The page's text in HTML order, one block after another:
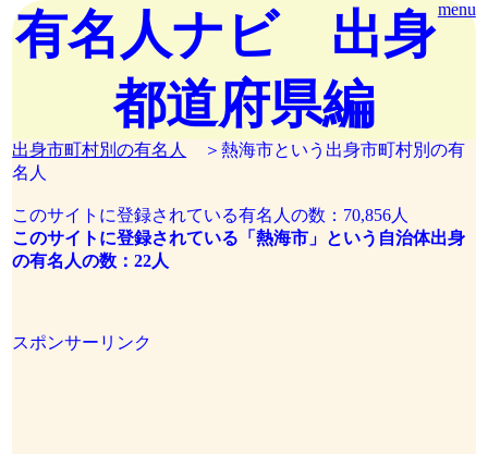
menu
有名人ナビ 出身
都道府県編
出身市町村別の有名人
＞熱海市という出身市町村別の有
名人
このサイトに登録されている有名人の数：70,856人
このサイトに登録されている「熱海市」という自治体出身
の有名人の数：22人
スポンサーリンク